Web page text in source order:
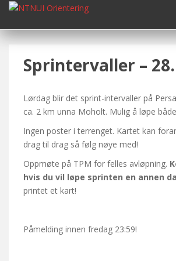
i
Sprintervaller –
Lørdag blir det sprint-intervaller på
ca. 2 km unna Moholt. Mulig å løpe
Ingen poster i terrenget. Kartet kan
drag til drag så følg nøye med!
Oppmøte på TPM for felles avløpning.
hvis du vil løpe sprinten en annen
printet et kart!
Påmelding innen fredag 23:59!